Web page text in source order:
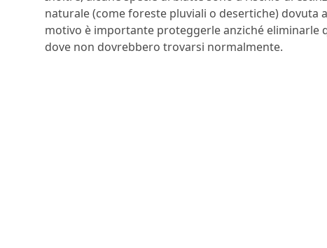
naturale (come foreste pluviali o desertiche) dovuta
motivo è importante proteggerle anziché eliminarle
dove non dovrebbero trovarsi normalmente.